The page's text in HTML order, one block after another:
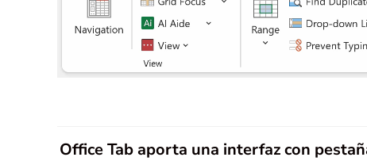
Office Tab aporta una interfaz con